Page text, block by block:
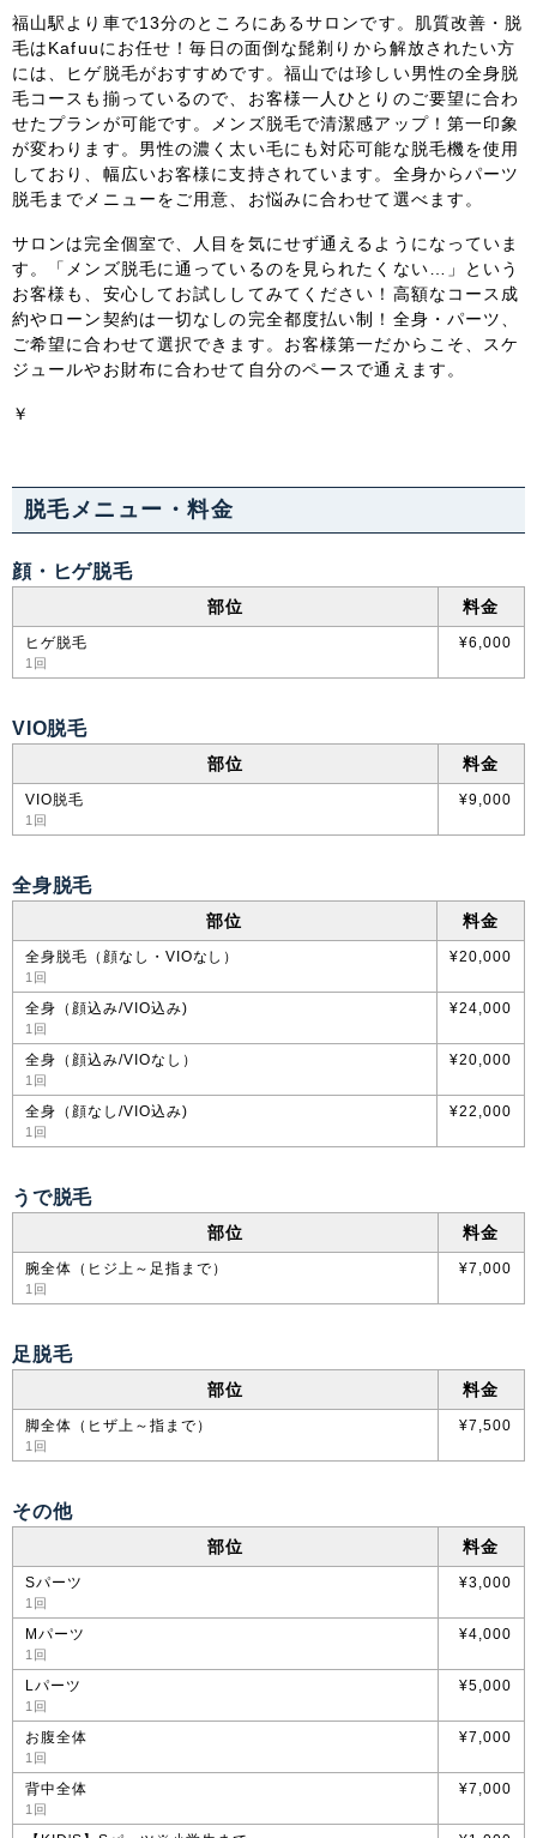
福山駅より車で13分のところにあるサロンです。肌質改善・脱
毛はKafuuにお任せ！毎日の面倒な髭剃りから解放されたい方
には、ヒゲ脱毛がおすすめです。福山では珍しい男性の全身脱
毛コースも揃っているので、お客様一人ひとりのご要望に合わ
せたプランが可能です。メンズ脱毛で清潔感アップ！第一印象
が変わります。男性の濃く太い毛にも対応可能な脱毛機を使用
しており、幅広いお客様に支持されています。全身からパーツ
脱毛までメニューをご用意、お悩みに合わせて選べます。
サロンは完全個室で、人目を気にせず通えるようになっていま
す。「メンズ脱毛に通っているのを見られたくない…」という
お客様も、安心してお試ししてみてください！高額なコース成
約やローン契約は一切なしの完全都度払い制！全身・パーツ、
ご希望に合わせて選択できます。お客様第一だからこそ、スケ
ジュールやお財布に合わせて自分のペースで通えます。
￥
脱毛メニュー・料金
顔・ヒゲ脱毛
部位 料金
ヒゲ脱毛
1回
¥6,000
VIO脱毛
部位 料金
VIO脱毛
1回
¥9,000
全身脱毛
部位 料金
全身脱毛（顔なし・VIOなし）
1回
¥20,000
全身（顔込み/VIO込み)
1回
¥24,000
全身（顔込み/VIOなし）
1回
¥20,000
全身（顔なし/VIO込み)
1回
¥22,000
うで脱毛
部位 料金
腕全体（ヒジ上～足指まで）
1回
¥7,000
足脱毛
部位 料金
脚全体（ヒザ上～指まで）
1回
¥7,500
その他
部位 料金
Sパーツ
1回
¥3,000
Mパーツ
1回
¥4,000
Lパーツ
1回
¥5,000
お腹全体
1回
¥7,000
背中全体
1回
¥7,000
愛知県
関西
滋賀県 京都府 大阪府 兵庫県
中国・四国
鳥取県 島根県 岡山県 広島県
九州・沖縄
福岡県
大分県 宮崎県 鹿児島県 沖縄県